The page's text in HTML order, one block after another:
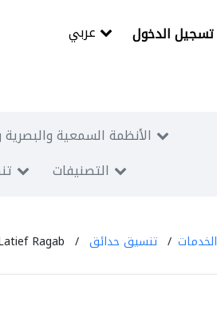
تسجيل الدخول
الأنظمة السمعية والبصرية
التصنيفات
الخدمات تنسيق حدائق Ragab